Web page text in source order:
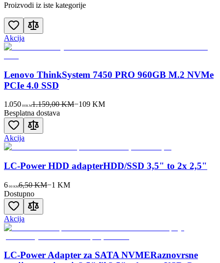
Proizvodi iz iste kategorije
Akcija
Lenovo ThinkSystem 7450 PRO 960GB M.2 NVMe
PCIe 4.0 SSD
1.050 00KM1.159,00 KM−109KM
Besplatna dostava
Akcija
LC-Power HDD adapterHDD/SSD 3,5" to 2x 2,5"
6 00KM6,50 KM−1 KM
Dostupno
Akcija
LC-Power Adapter za SATA NVMERaznovrsne